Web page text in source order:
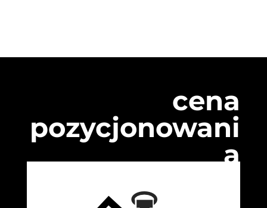
cena
pozycjonowani
a